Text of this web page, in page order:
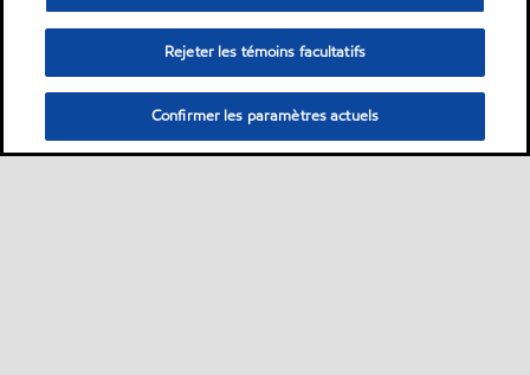
Rejeter les témoins facultatifs
Confirmer les paramètres actuels